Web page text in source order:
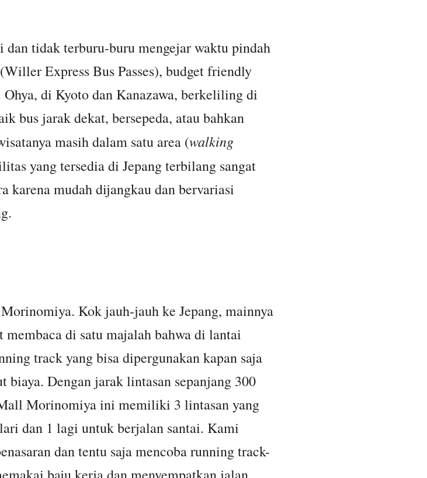
tidak terburu-buru mengejar waktu pindah
Express Bus Passes), budget friendly
di Kyoto dan Kanazawa, berkeliling di
bus jarak dekat, bersepeda, atau bahkan
masih dalam satu area (walking
yang tersedia di Jepang terbilang sangat
karena mudah dijangkau dan bervariasi
Kok jauh-jauh ke Jepang, mainnya
di satu majalah bahwa di lantai
track yang bisa dipergunakan kapan saja
Dengan jarak lintasan sepanjang 300
Morinomiya ini memiliki 3 lintasan yang
dan 1 lagi untuk berjalan santai. Kami
dan tentu saja mencoba running track-